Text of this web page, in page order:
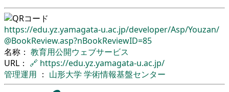
https://edu.yz.yamagata-u.ac.jp/developer/Asp/Youzan/
@BookReview.asp?nBookReviewID=85
名称： 教育用公開ウェブサービス
URL： 🔗 https://edu.yz.yamagata-u.ac.jp/
管理運用 ： 山形大学 学術情報基盤センター